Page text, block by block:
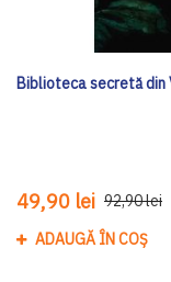
Biblioteca secretă din
49,90 lei 92,90 lei
ADAUGĂ ÎN COȘ